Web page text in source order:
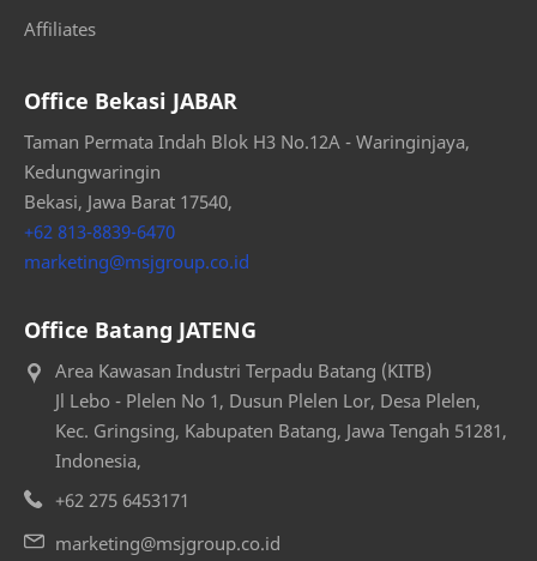
Affiliates
Office Bekasi JABAR
Taman Permata Indah Blok H3 No.12A - Waringinjaya,
Kedungwaringin
Bekasi, Jawa Barat 17540,
+62 813-8839-6470
marketing@msjgroup.co.id
Office Batang JATENG
Area Kawasan Industri Terpadu Batang (KITB)
Jl Lebo - Plelen No 1, Dusun Plelen Lor, Desa Plelen,
Kec. Gringsing, Kabupaten Batang, Jawa Tengah 51281,
Indonesia,
+62 275 6453171
marketing@msjgroup.co.id